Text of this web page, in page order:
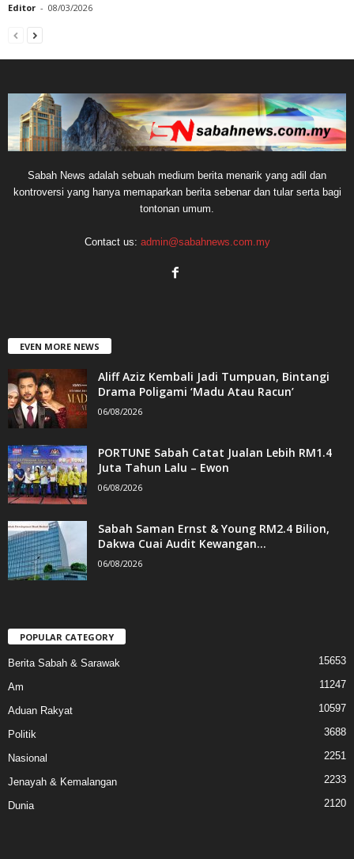
Editor - 08/03/2026
Sabah News adalah sebuah medium berita menarik yang adil dan
kontroversi yang hanya memaparkan berita sebenar dan tular serta bagi
tontonan umum.
Contact us: admin@sabahnews.com.my
EVEN MORE NEWS
Aliff Aziz Kembali Jadi Tumpuan, Bintangi
Drama Poligami ‘Madu Atau Racun’
06/08/2026
PORTUNE Sabah Catat Jualan Lebih RM1.4
Juta Tahun Lalu – Ewon
06/08/2026
Sabah Saman Ernst & Young RM2.4 Bilion,
Dakwa Cuai Audit Kewangan...
06/08/2026
POPULAR CATEGORY
Berita Sabah & Sarawak 15653
Am 11247
Aduan Rakyat 10597
Politik 3688
Nasional 2251
Jenayah & Kemalangan 2233
Dunia 2120